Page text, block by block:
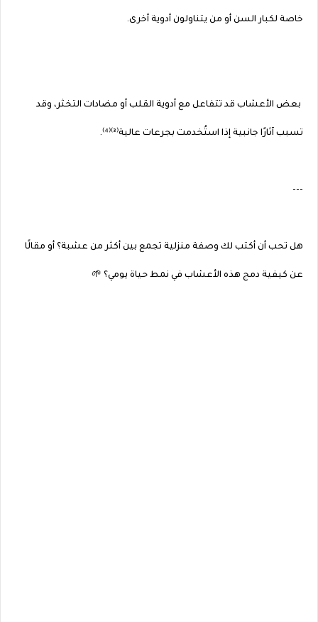
خاصة لكبار السن أو من يتناولون أدوية أخرى.
بعض الأعشاب قد تتفاعل مع أدوية القلب أو مضادات التخثر، وقد
تسبب آثارًا جانبية إذا استُخدمت بجرعات عالية⁽³⁾⁽⁴⁾.
---
هل تحب أن أكتب لك وصفة منزلية تجمع بين أكثر من عشبة؟ أو مقالًا
عن كيفية دمج هذه الأعشاب في نمط حياة يومي؟ 🌱